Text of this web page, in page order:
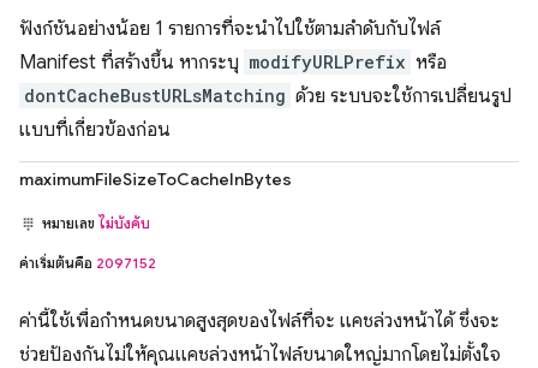
ฟังก์ชันอย่างน้อย 1 รายการที่จะนำไปใช้ตามลำดับกับไฟล์
Manifest ที่สร้างขึ้น หากระบุ modifyURLPrefix หรือ
dontCacheBustURLsMatching ด้วย ระบบจะใช้การเปลี่ยนรูป
แบบที่เกี่ยวข้องก่อน
maximumFileSizeToCacheInBytes
หมายเลข ไม่บังคับ
ค่าเริ่มต้นคือ 2097152
ค่านี้ใช้เพื่อกำหนดขนาดสูงสุดของไฟล์ที่จะ แคชล่วงหน้าได้ ซึ่งจะ
ช่วยป้องกันไม่ให้คุณแคชล่วงหน้าไฟล์ขนาดใหญ่มากโดยไม่ตั้งใจ